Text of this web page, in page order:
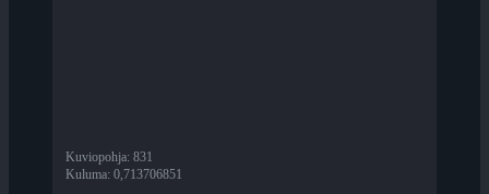
Kuviopohja: 831
Kuluma: 0,713706851